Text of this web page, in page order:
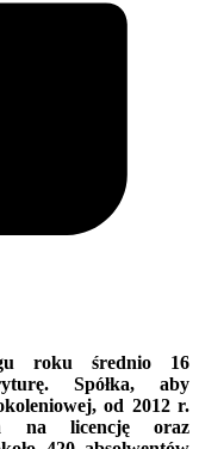
roku średnio 16
Spółka, aby
od 2012 r.
na licencję oraz